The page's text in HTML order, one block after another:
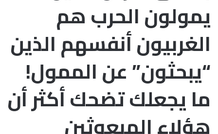
يمولون الحرب هم
الغربيون أنفسهم الذين
“يبحثون” عن الممول!
ما يجعلك تضحك أكثر أن